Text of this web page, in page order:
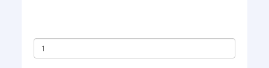
Kit
Realista